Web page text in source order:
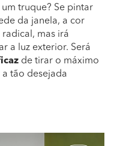
truque? Se pintar
da janela, a cor
mas irá
a luz exterior. Será
de tirar o máximo
tão desejada